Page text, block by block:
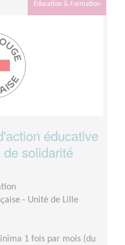
Éducation & Formation
éducative
solidarité
- Unité de Lille
1 fois par mois (du